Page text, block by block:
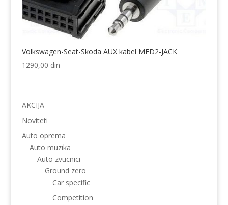
Volkswagen-Seat-Skoda AUX kabel MFD2-JACK
1290,00 din
AKCIJA
Noviteti
Auto oprema
Auto muzika
Auto zvucnici
Ground zero
Car specific
Competition